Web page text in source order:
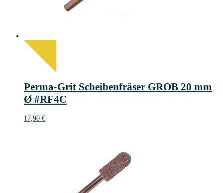
Perma-Grit Scheibenfräser GROB 20 mm
Ø #RF4C
17,90 €